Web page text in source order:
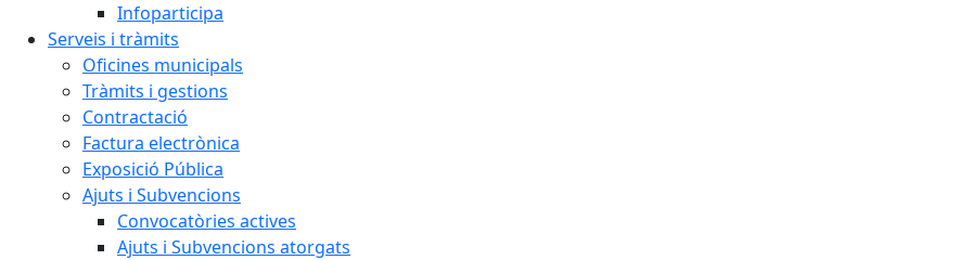
Infoparticipa
Serveis i tràmits
Oficines municipals
Tràmits i gestions
Contractació
Factura electrònica
Exposició Pública
Ajuts i Subvencions
Convocatòries actives
Ajuts i Subvencions atorgats